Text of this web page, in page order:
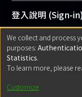
Archive）平台。
意提供此授權。
Please
original work,
grant the rights
若欲上傳已出
policy finder
政策。
網站簡介
使用手冊
線上預約服務
登入說明 (Sign-in)
方案一：臺灣
(With C&INC
方案二：
匯入著作
方案一：定期
for identifier
Built withDSpace-CRIS
We collect and process
purposes:
Statistics.
To learn more, please
Customize